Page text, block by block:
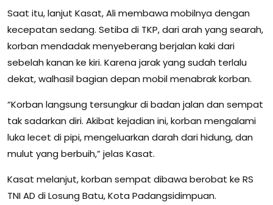
Saat itu, lanjut Kasat, Ali membawa mobilnya dengan
kecepatan sedang. Setiba di TKP, dari arah yang searah,
korban mendadak menyeberang berjalan kaki dari
sebelah kanan ke kiri. Karena jarak yang sudah terlalu
dekat, walhasil bagian depan mobil menabrak korban.
“Korban langsung tersungkur di badan jalan dan sempat
tak sadarkan diri. Akibat kejadian ini, korban mengalami
luka lecet di pipi, mengeluarkan darah dari hidung, dan
mulut yang berbuih,” jelas Kasat.
Kasat melanjut, korban sempat dibawa berobat ke RS
TNI AD di Losung Batu, Kota Padangsidimpuan.